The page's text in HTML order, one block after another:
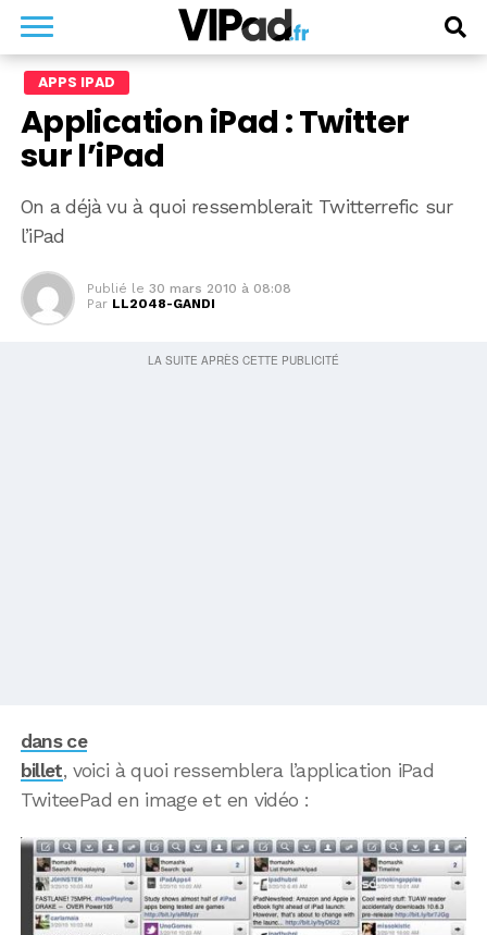
APPS IPAD
Application iPad : Twitter
sur l’iPad
On a déjà vu à quoi ressemblerait Twitterrefic sur
l’iPad
Publié le 30 mars 2010 à 08:08
Par LL2048-GANDI
dans ce
billet, voici à quoi ressemblera l’application iPad
TwiteePad en image et en vidéo :